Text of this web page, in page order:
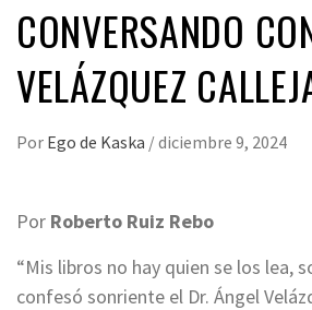
CONVERSANDO
VELÁZQUEZ
Por Ego de Kaska /diciembre 9, 2024
Por Roberto Ruiz Rebo
“Mis libros no hay quien se los lea,
confesó sonriente el Dr. Ángel